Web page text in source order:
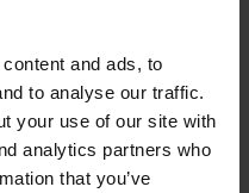
and ads, to
to analyse our traffic.
your use of our site with
analytics partners who
that you’ve